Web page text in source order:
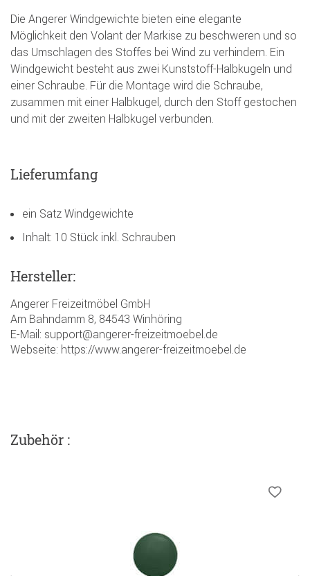
Die Angerer Windgewichte bieten eine elegante
Möglichkeit den Volant der Markise zu beschweren und so
das Umschlagen des Stoffes bei Wind zu verhindern. Ein
Windgewicht besteht aus zwei Kunststoff-Halbkugeln und
einer Schraube. Für die Montage wird die Schraube,
zusammen mit einer Halbkugel, durch den Stoff gestochen
und mit der zweiten Halbkugel verbunden.
Lieferumfang
ein Satz Windgewichte
Inhalt: 10 Stück inkl. Schrauben
Hersteller:
Angerer Freizeitmöbel GmbH
Am Bahndamm 8, 84543 Winhöring
E-Mail: support@angerer-freizeitmoebel.de
Webseite: https://www.angerer-freizeitmoebel.de
Zubehör :